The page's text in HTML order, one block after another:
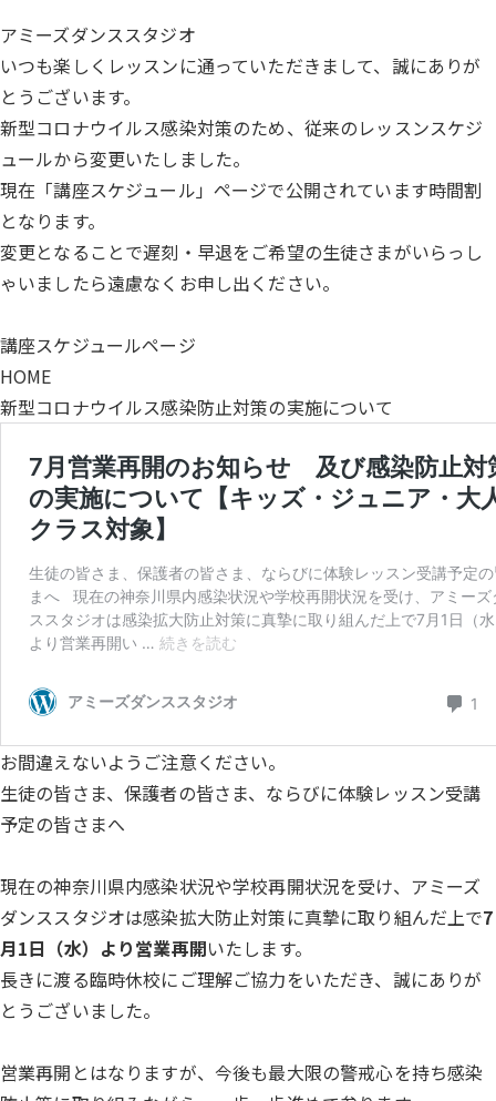
アミーズダンススタジオ
いつも楽しくレッスンに通っていただきまして、誠にありが
とうございます。
新型コロナウイルス感染対策のため、従来のレッスンスケジ
ュールから変更いたしました。
現在「講座スケジュール」ページで公開されています時間割
となります。
変更となることで遅刻・早退をご希望の生徒さまがいらっし
ゃいましたら遠慮なくお申し出ください。
講座スケジュールページ
HOME
新型コロナウイルス感染防止対策の実施について
お間違えないようご注意ください。
生徒の皆さま、保護者の皆さま、ならびに体験レッスン受講
予定の皆さまへ
現在の神奈川県内感染状況や学校再開状況を受け、 アミーズ
ダンススタジオは感染拡大防止対策に真摯に取り組んだ上で7
月1日（水）より営業再開いたします。
長きに渡る臨時休校にご理解ご協力をいただき、誠にありが
とうございました。
営業再開とはなりますが、今後も最大限の警戒心を持ち感染